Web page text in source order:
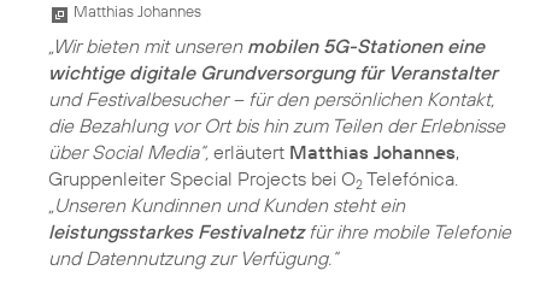
Matthias Johannes
„Wir bieten mit unseren mobilen 5G-Stationen eine
wichtige digitale Grundversorgung für Veranstalter
und Festivalbesucher – für den persönlichen Kontakt,
die Bezahlung vor Ort bis hin zum Teilen der Erlebnisse
über Social Media“, erläutert Matthias Johannes,
Gruppenleiter Special Projects bei O2 Telefónica.
„Unseren Kundinnen und Kunden steht ein
leistungsstarkes Festivalnetzfür ihre mobile Telefonie
und Datennutzung zur Verfügung.“